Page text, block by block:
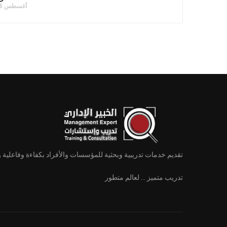
أغسطس 16, 2021
تقديم خدمات تدريبية وبحثية للمؤسسات والأفراد بكفاءة وفاعلية
تدريب متميز ... لعالم متطور